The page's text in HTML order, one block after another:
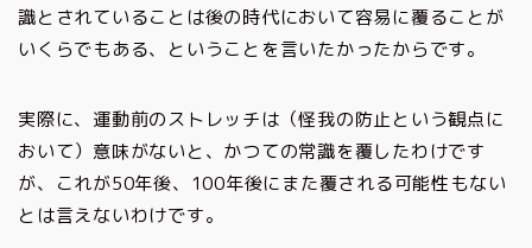
識とされていることは後の時代において容易に覆ることが
いくらでもある、ということを言いたかったからです。
実際に、運動前のストレッチは（怪我の防止という観点に
おいて）意味がないと、かつての常識を覆したわけです
が、これが50年後、100年後にまた覆される可能性もない
とは言えないわけです。